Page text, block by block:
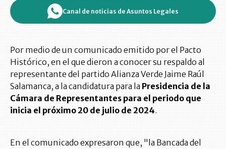
Canal de noticias de Asuntos Legales
Por medio de un comunicado emitido por el Pacto
Histórico, en el que dieron a conocer su respaldo al
representante del partido Alianza Verde Jaime Raúl
Salamanca, a la candidatura para la Presidencia de la
Cámara de Representantes para el periodo que
inicia el próximo 20 de julio de 2024.
En el comunicado expresaron que, "la Bancada del